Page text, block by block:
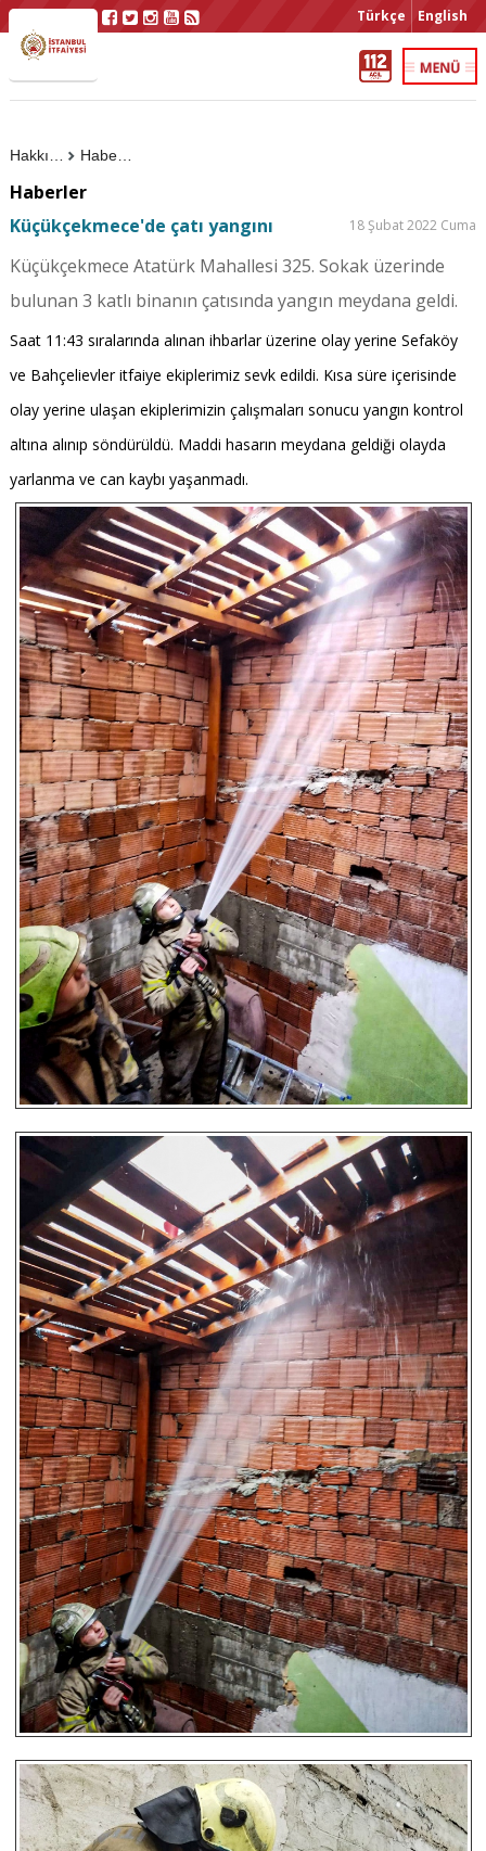
Türkçe English
Haberler
Haberler
Küçükçekmece'de çatı yangını
18 Şubat 2022 Cuma
Küçükçekmece Atatürk Mahallesi 325. Sokak üzerinde
bulunan 3 katlı binanın çatısında yangın meydana geldi.
Saat 11:43 sıralarında alınan ihbarlar üzerine olay yerine Sefaköy
ve Bahçelievler itfaiye ekiplerimiz sevk edildi. Kısa süre içerisinde
olay yerine ulaşan ekiplerimizin çalışmaları sonucu yangın kontrol
altına alınıp söndürüldü. Maddi hasarın meydana geldiği olayda
yarlanma ve can kaybı yaşanmadı.